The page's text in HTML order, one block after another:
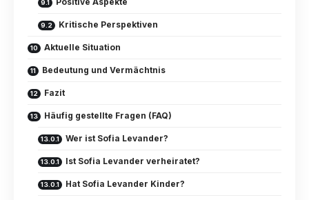
Kritische Perspektiven
Aktuelle Situation
Bedeutung und Vermächtnis
Fazit
Häufig gestellte Fragen (FAQ)
Wer ist Sofia Levander?
Ist Sofia Levander verheiratet?
Hat Sofia Levander Kinder?